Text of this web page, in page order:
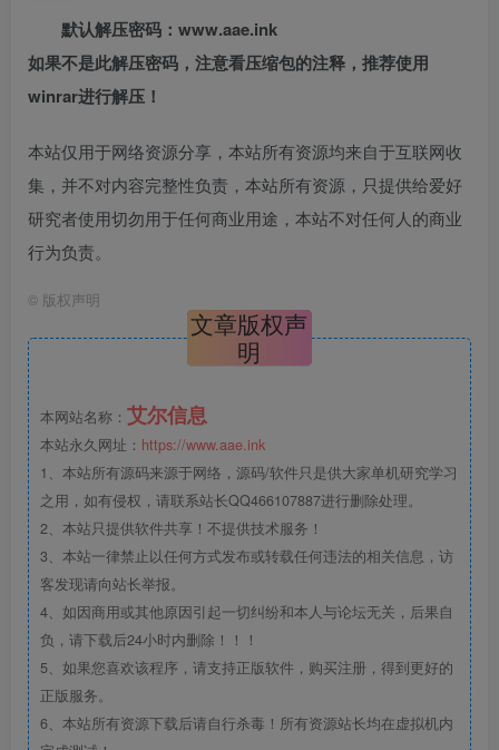
默认解压密码：www.aae.ink
如果不是此解压密码，注意看压缩包的注释，推荐使用
winrar进行解压！
本站仅用于网络资源分享，本站所有资源均来自于互联网收
集，并不对内容完整性负责，本站所有资源，只提供给爱好
研究者使用切勿用于任何商业用途，本站不对任何人的商业
行为负责。
© 版权声明
文章版权声
明
本网站名称： 艾尔信息
本站永久网址： https://www.aae.ink
1、本站所有源码来源于网络，源码/软件只是供大家单机研究学习
之用，如有侵权，请联系站长QQ466107887进行删除处理。
2、本站只提供软件共享！不提供技术服务！
3、本站一律禁止以任何方式发布或转载任何违法的相关信息，访
客发现请向站长举报。
4、如因商用或其他原因引起一切纠纷和本人与论坛无关，后果自
负，请下载后24小时内删除！！！
5、如果您喜欢该程序，请支持正版软件，购买注册，得到更好的
正版服务。
6、本站所有资源下载后请自行杀毒！所有资源站长均在虚拟机内